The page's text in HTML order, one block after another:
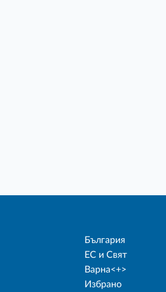
България
ЕС и Свят
Варна<+>
Избрано